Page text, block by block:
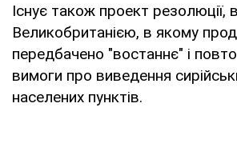
Існує також проект резолюції,
Великобританією, в якому
передбачено "востаннє" і
вимоги про виведення
населених пунктів.